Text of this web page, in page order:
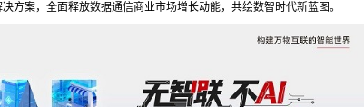
方案，全面释放数据通信商业市场增长动能，共绘数智时代新蓝图。